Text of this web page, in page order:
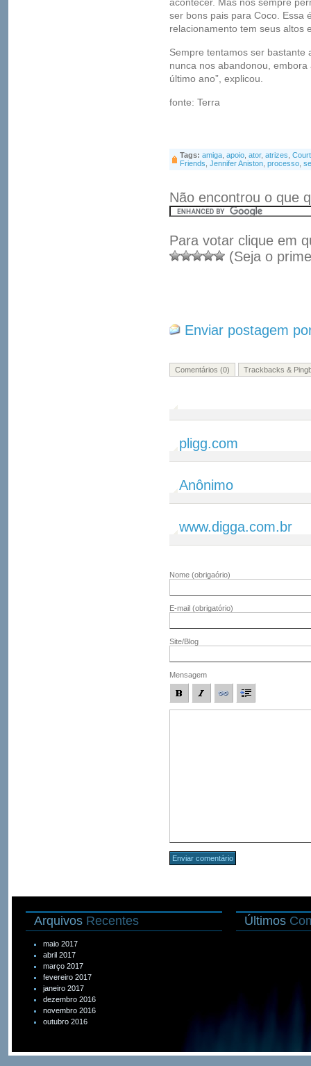
ser bons pais para Coco. Essa
relacionamento tem seus altos
Sempre tentamos ser bastante
nunca nos abandonou,
último ano”, explicou.
fonte: Terra
Tags: amiga apoio ator, atrizes
Friends Jennifer Aniston processo
Não encontrou o que
Para votar clique em
(Seja o
Enviar postagem
Comentários (0) Trackbacks &
pligg.com
Anônimo
www.digga.com.br
Nome (obrigaório)
E-mail (obrigatório)
Site/Blog
Mensagem
Arquivos Recentes
maio 2017
abril 2017
março 2017
fevereiro 2017
janeiro 2017
dezembro 2016
novembro 2016
outubro 2016
Últimos